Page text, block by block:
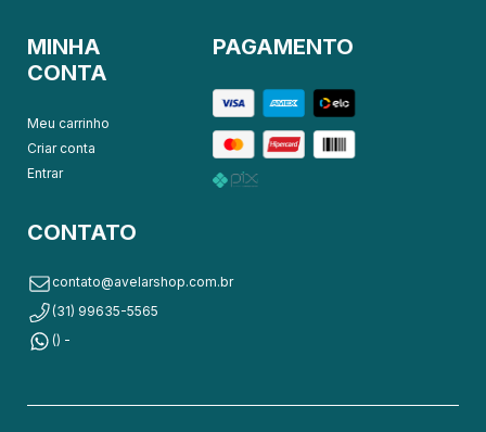
MINHA
CONTA
Meu carrinho
Criar conta
Entrar
CONTATO
contato@avelarshop.com.br
(31) 99635-5565
() -
PAGAMENTO